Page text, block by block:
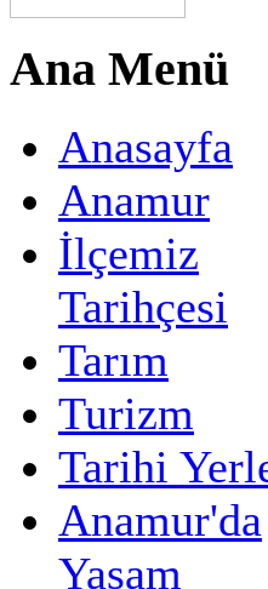
Ana Menü
Anasayfa
Anamur
İlçemiz
Tarihçesi
Tarım
Turizm
Tarihi
Anamur'da
Yaşam